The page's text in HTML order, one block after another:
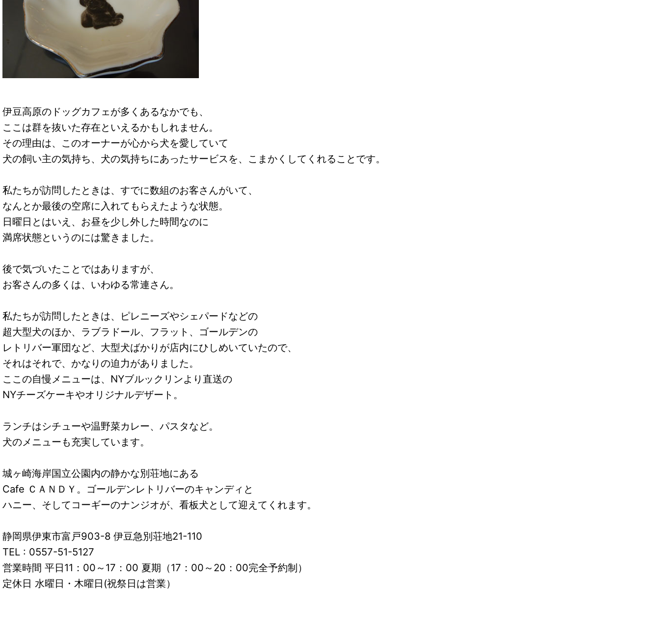
伊豆高原のドッグカフェが多くあるなかでも、
ここは群を抜いた存在といえるかもしれません。
その理由は、このオーナーが心から犬を愛していて
犬の飼い主の気持ち、犬の気持ちにあったサービスを、こまかくしてくれることです。
私たちが訪問したときは、すでに数組のお客さんがいて、
なんとか最後の空席に入れてもらえたような状態。
日曜日とはいえ、お昼を少し外した時間なのに
満席状態というのには驚きました。
後で気づいたことではありますが、
お客さんの多くは、いわゆる常連さん。
私たちが訪問したときは、ピレニーズやシェパードなどの
超大型犬のほか、ラブラドール、フラット、ゴールデンの
レトリバー軍団など、大型犬ばかりが店内にひしめいていたので、
それはそれで、かなりの迫力がありました。
ここの自慢メニューは、NYブルックリンより直送の
NYチーズケーキやオリジナルデザート。
ランチはシチューや温野菜カレー、パスタなど。
犬のメニューも充実しています。
城ヶ崎海岸国立公園内の静かな別荘地にある
Cafe ＣＡＮＤＹ。ゴールデンレトリバーのキャンディと
ハニー、そしてコーギーのナンジオが、看板犬として迎えてくれます。
静岡県伊東市富戸903-8 伊豆急別荘地21-110
TEL : 0557-51-5127
営業時間 平日11：00～17：00 夏期（17：00～20：00完全予約制）
定休日 水曜日・木曜日(祝祭日は営業）